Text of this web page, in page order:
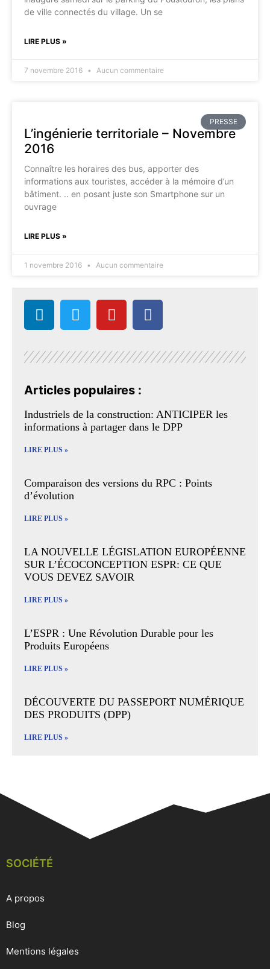
de ville connectés du village. Un se
LIRE PLUS »
7 novembre 2016 Aucun commentaire
PRESSE
L’ingénierie territoriale – Novembre
2016
Connaître les horaires des bus, apporter des
informations aux touristes, accéder à la mémoire d’un
bâtiment. .. en posant juste son Smartphone sur un
ouvrage
LIRE PLUS »
1 novembre 2016 Aucun commentaire
Articles populaires :
Industriels de la construction: ANTICIPER les
informations à partager dans le DPP
LIRE PLUS »
Comparaison des versions du RPC : Points
d’évolution
LIRE PLUS »
LA NOUVELLE LÉGISLATION EUROPÉENNE
SUR L’ÉCOCONCEPTION ESPR: CE QUE
VOUS DEVEZ SAVOIR
LIRE PLUS »
L’ESPR : Une Révolution Durable pour les
Produits Européens
LIRE PLUS »
DÉCOUVERTE DU PASSEPORT NUMÉRIQUE
DES PRODUITS (DPP)
LIRE PLUS »
SOCIÉTÉ
A propos
Blog
Mentions légales